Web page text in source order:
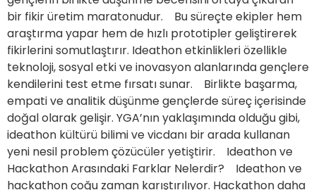
bir fikir üretim maratonudur. Bu süreçte ekipler hem
araştırma yapar hem de hızlı prototipler geliştirerek
fikirlerini somutlaştırır. Ideathon etkinlikleri özellikle
teknoloji, sosyal etki ve inovasyon alanlarında gençlere
kendilerini test etme fırsatı sunar. Birlikte başarma,
empati ve analitik düşünme gençlerde süreç içerisinde
doğal olarak gelişir. YGA’nın yaklaşımında olduğu gibi,
ideathon kültürü bilimi ve vicdanı bir arada kullanan
yeni nesil problem çözücüler yetiştirir. Ideathon ve
Hackathon Arasındaki Farklar Nelerdir? Ideathon ve
hackathon çoğu zaman karıştırılıyor. Hackathon daha